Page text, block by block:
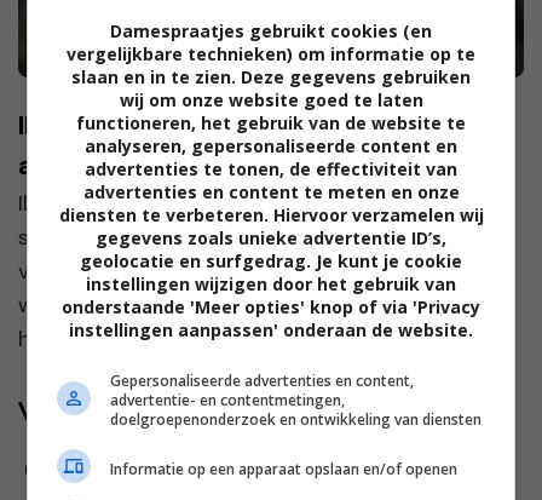
Ilona: “De moeders op school maken
altijd groepjes zonder mij”
Ilona en Jan ontmoetten elkaar tijdens een
singlesreis. “Ik dacht eerst dat het een
vakantieliefde zou zijn,” zegt Ilona. “Je kent dat
wel, zo’n intense klik voor even, maar daarna gaat
het we...
Volg jij ons al?
Damespraatjes gebruikt cookies (en
vergelijkbare technieken) om informatie op te
slaan en in te zien. Deze gegevens gebruiken
wij om onze website goed te laten
functioneren, het gebruik van de website te
analyseren, gepersonaliseerde content en
advertenties te tonen, de effectiviteit van
advertenties en content te meten en onze
diensten te verbeteren. Hiervoor verzamelen wij
gegevens zoals unieke advertentie ID’s,
geolocatie en surfgedrag. Je kunt je cookie
instellingen wijzigen door het gebruik van
onderstaande 'Meer opties' knop of via 'Privacy
instellingen aanpassen' onderaan de website.
Gepersonaliseerde advertenties en content,
advertentie- en contentmetingen,
doelgroepenonderzoek en ontwikkeling van diensten
Informatie op een apparaat opslaan en/of openen